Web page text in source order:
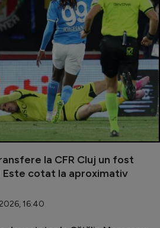
la CFR Cluj un fost
Este cotat la aproximativ
16:40